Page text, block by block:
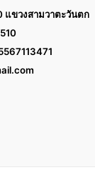
แขวงสามวาตะวันตก